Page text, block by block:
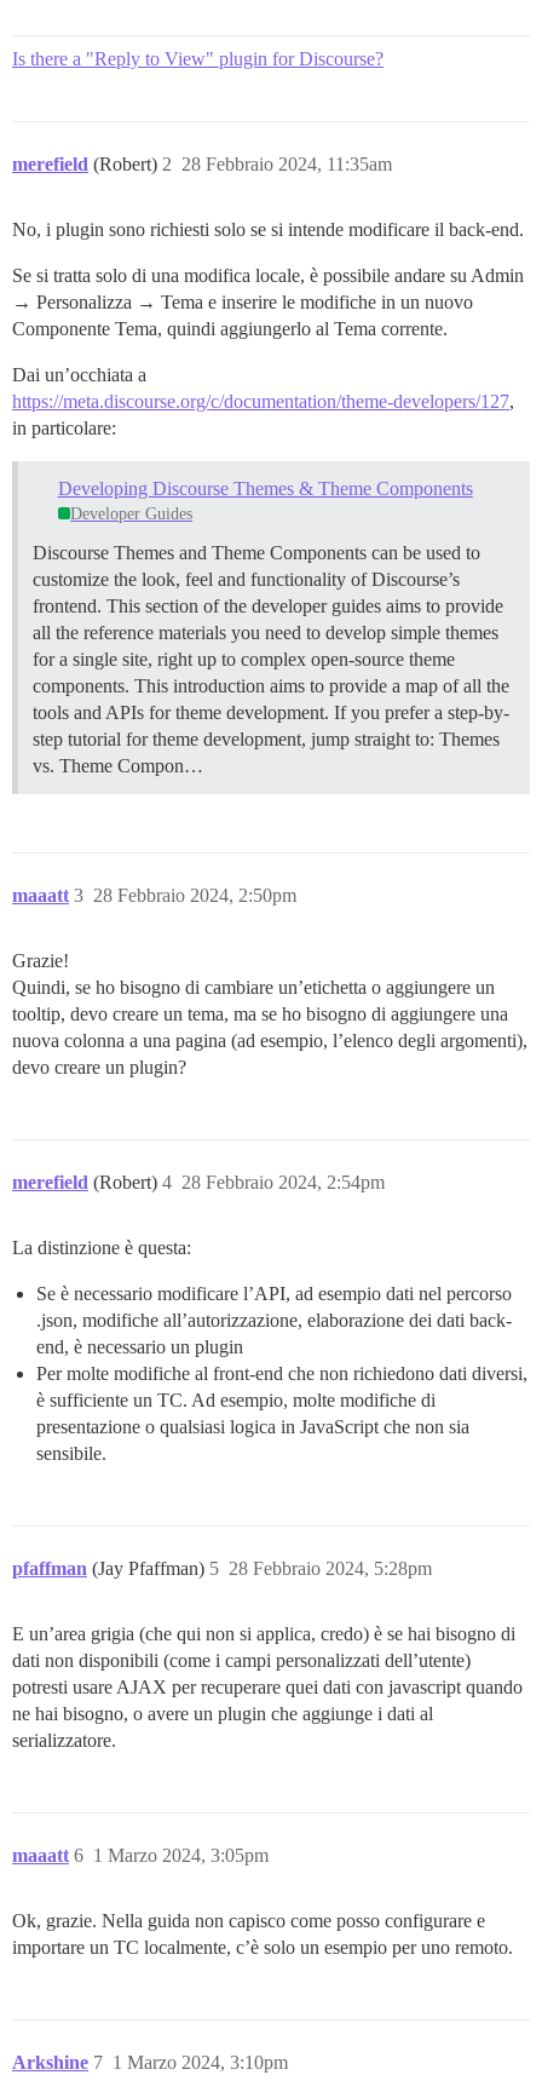
Is there a "Reply to View" plugin for Discourse?
merefield (Robert) 28 Febbraio 2024, 11:35am
2
No, i plugin sono richiesti solo se si intende modificare il back-end.
Se si tratta solo di una modifica locale, è possibile andare su Admin
→ Personalizza → Tema e inserire le modifiche in un nuovo
Componente Tema, quindi aggiungerlo al Tema corrente.
Dai un’occhiata a
https://meta.discourse.org/c/documentation/theme-developers/127,
in particolare:
Developing Discourse Themes & Theme Components
Developer Guides
Discourse Themes and Theme Components can be used to
customize the look, feel and functionality of Discourse’s
frontend. This section of the developer guides aims to provide
all the reference materials you need to develop simple themes
for a single site, right up to complex open-source theme
components. This introduction aims to provide a map of all the
tools and APIs for theme development. If you prefer a step-by-
step tutorial for theme development, jump straight to: Themes
vs. Theme Compon…
maaatt 28 Febbraio 2024, 2:50pm
3
Grazie!
Quindi, se ho bisogno di cambiare un’etichetta o aggiungere un
tooltip, devo creare un tema, ma se ho bisogno di aggiungere una
nuova colonna a una pagina (ad esempio, l’elenco degli argomenti),
devo creare un plugin?
merefield (Robert) 28 Febbraio 2024, 2:54pm
4
La distinzione è questa:
Se è necessario modificare l’API, ad esempio dati nel percorso
.json, modifiche all’autorizzazione, elaborazione dei dati back-
end, è necessario un plugin
Per molte modifiche al front-end che non richiedono dati diversi,
è sufficiente un TC. Ad esempio, molte modifiche di
presentazione o qualsiasi logica in JavaScript che non sia
sensibile.
pfaffman (Jay Pfaffman) 28 Febbraio 2024, 5:28pm
5
E un’area grigia (che qui non si applica, credo) è se hai bisogno di
dati non disponibili (come i campi personalizzati dell’utente)
potresti usare AJAX per recuperare quei dati con javascript quando
ne hai bisogno, o avere un plugin che aggiunge i dati al
serializzatore.
maaatt 1 Marzo 2024, 3:05pm
6
Ok, grazie. Nella guida non capisco come posso configurare e
importare un TC localmente, c’è solo un esempio per uno remoto.
Arkshine 1 Marzo 2024, 3:10pm
7